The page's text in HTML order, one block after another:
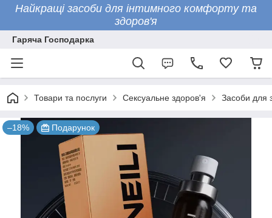
Найкращі засоби для інтимного комфорту та
здоров'я
Гаряча Господарка
Товари та послуги Сексуальне здоров'я Засоби для
–18% Подарунок